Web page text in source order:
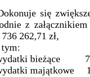
się
z
262,71 zł,
bieżące 73
majątkowe